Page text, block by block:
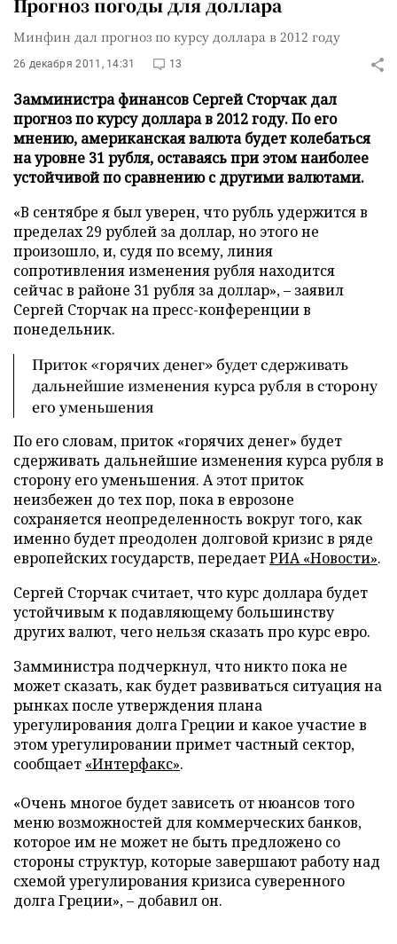
Прогноз погоды для доллара
Минфин дал прогноз по курсу доллара в 2012 году
26 декабря 2011, 14:31 13
Замминистра финансов Сергей Сторчак дал
прогноз по курсу доллара в 2012 году. По его
мнению, американская валюта будет колебаться
на уровне 31 рубля, оставаясь при этом наиболее
устойчивой по сравнению с другими валютами.
«В сентябре я был уверен, что рубль удержится в
пределах 29 рублей за доллар, но этого не
произошло, и, судя по всему, линия
сопротивления изменения рубля находится
сейчас в районе 31 рубля за доллар», – заявил
Сергей Сторчак на пресс-конференции в
понедельник.
Приток «горячих денег» будет сдерживать
дальнейшие изменения курса рубля в сторону
его уменьшения
По его словам, приток «горячих денег» будет
сдерживать дальнейшие изменения курса рубля в
сторону его уменьшения. А этот приток
неизбежен до тех пор, пока в еврозоне
сохраняется неопределенность вокруг того, как
именно будет преодолен долговой кризис в ряде
европейских государств, передаетРИА «Новости».
Сергей Сторчак считает, что курс доллара будет
устойчивым к подавляющему большинству
других валют, чего нельзя сказать про курс евро.
Замминистра подчеркнул, что никто пока не
может сказать, как будет развиваться ситуация на
рынках после утверждения плана
урегулирования долга Греции и какое участие в
этом урегулировании примет частный сектор,
сообщает «Интерфакс».
«Очень многое будет зависеть от нюансов того
меню возможностей для коммерческих банков,
которое им не может не быть предложено со
стороны структур, которые завершают работу над
схемой урегулирования кризиса суверенного
долга Греции», – добавил он.